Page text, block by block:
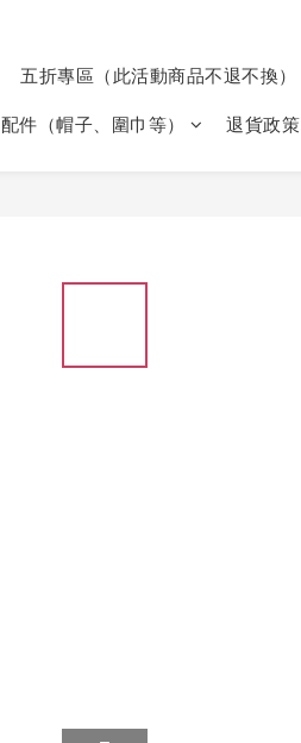
五折專區（此活動商品不退不換）
配件（帽子、圍巾等） 退貨政策